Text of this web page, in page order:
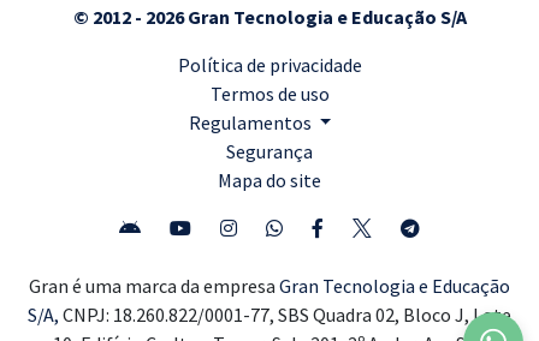
© 2012 - 2026 Gran Tecnologia e Educação S/A
Política de privacidade
Termos de uso
Regulamentos
Segurança
Mapa do site
Gran é uma marca da empresa Gran Tecnologia e Educação
S/A, CNPJ: 18.260.822/0001-77, SBS Quadra 02, Bloco J, Lote